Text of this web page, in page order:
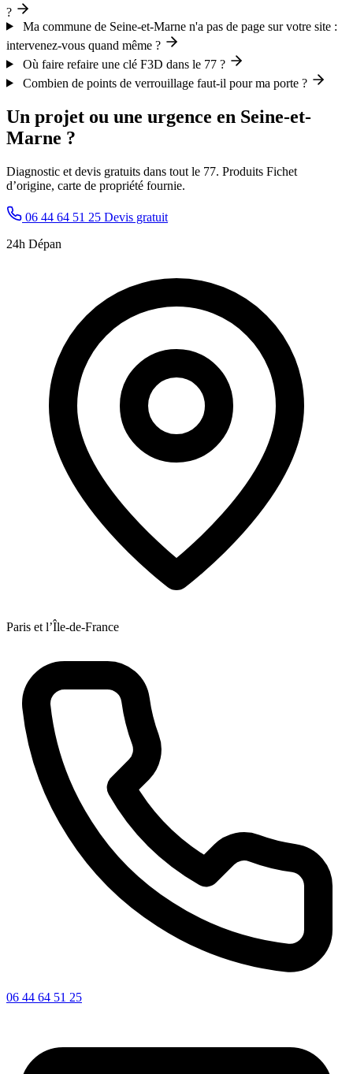
?
Ma commune de Seine-et-Marne n'a pas de page sur votre site :
intervenez-vous quand même ?
Où faire refaire une clé F3D dans le 77 ?
Combien de points de verrouillage faut-il pour ma porte ?
Un projet ou une urgence en Seine-et-
Marne ?
Diagnostic et devis gratuits dans tout le 77. Produits Fichet
d’origine, carte de propriété fournie.
06 44 64 51 25 Devis gratuit
24h Dépan
Paris et l’Île-de-France
06 44 64 51 25